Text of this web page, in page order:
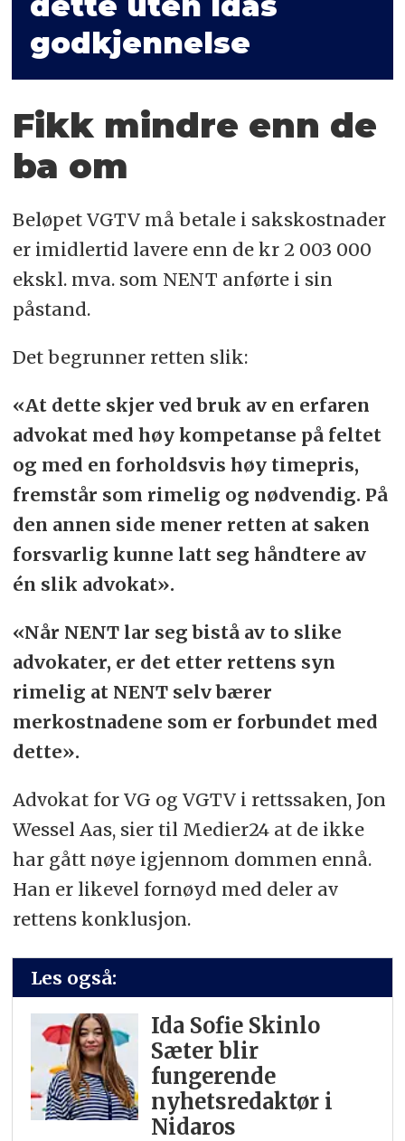
godkjennelse
Fikk mindre enn de
ba om
Beløpet VGTV må betale i sakskostnader
er imidlertid lavere enn de kr 2 003 000
ekskl. mva. som NENT anførte i sin
påstand.
Det begrunner retten slik:
«At dette skjer ved bruk av en erfaren
advokat med høy kompetanse på feltet
og med en forholdsvis høy timepris,
fremstår som rimelig og nødvendig. På
den annen side mener retten at saken
forsvarlig kunne latt seg håndtere av
én slik advokat».
«Når NENT lar seg bistå av to slike
advokater, er det etter rettens syn
rimelig at NENT selv bærer
merkostnadene som er forbundet med
dette».
Advokat for VG og VGTV i rettssaken, Jon
Wessel Aas, sier til Medier24 at de ikke
har gått nøye igjennom dommen ennå.
Han er likevel fornøyd med deler av
rettens konklusjon.
Les også:
Ida Sofie Skinlo
Sæter blir
fungerende
nyhetsredaktør i
Nidaros